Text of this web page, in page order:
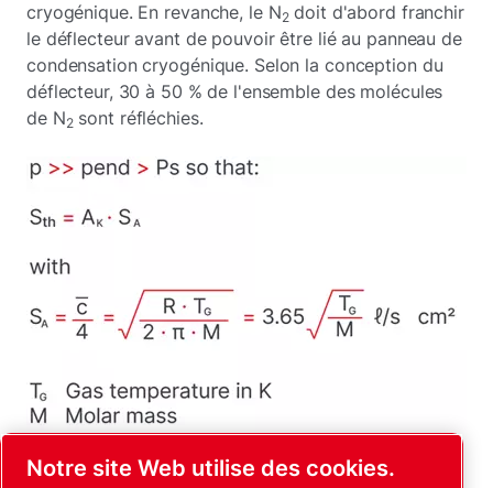
cryogénique. En revanche, le N2doit d'abord franchir
le déflecteur avant de pouvoir être lié au panneau de
condensation cryogénique. Selon la conception du
déflecteur, 30 à 50 % de l'ensemble des molécules
de N2sont réfléchies.
(2.29a)
Notre site Web utilise des cookies.